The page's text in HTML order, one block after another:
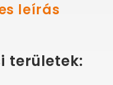
leírás
területek: